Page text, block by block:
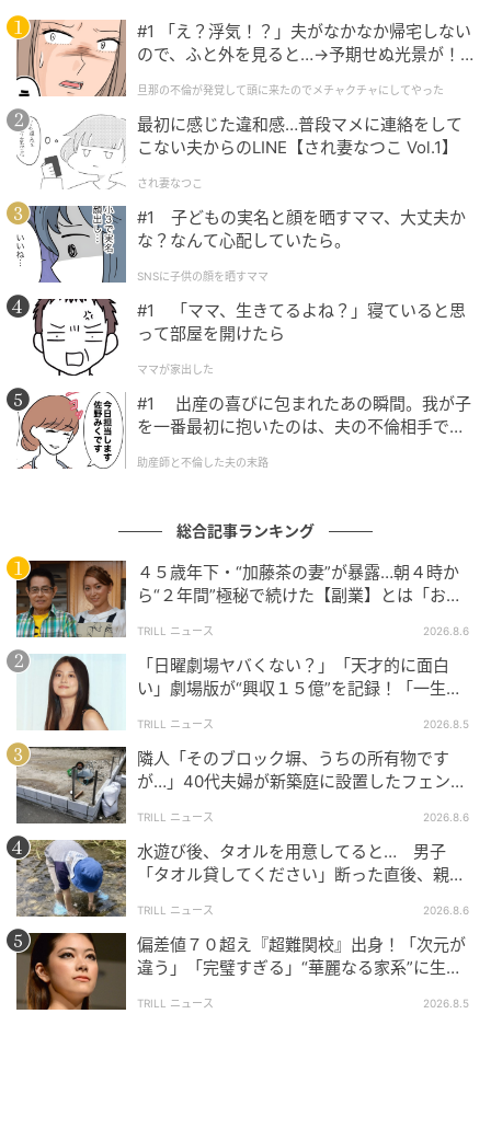
ウーマンエキサイト
ウーマンエキサイト
#1 「え？浮気！？」夫がなかなか帰宅しない
ので、ふと外を見ると…→予期せぬ光景が！
クチャにしてやった
旦那の不倫が発覚して頭に来たのでメチャクチャにしてやった
最初に感じた違和感…普段マメに連絡をして
こない夫からのLINE【され妻なつこ Vol.1】
され妻なつこ
#1 子どもの実名と顔を晒すママ、大丈夫か
な？なんて心配していたら。
SNSに子供の顔を晒すママ
#1 「ママ、生きてるよね？」寝ていると思
って部屋を開けたら
ママが家出した
#1 出産の喜びに包まれたあの瞬間。我が子
を一番最初に抱いたのは、夫の不倫相手でし
助産師と不倫した夫の末路
総合記事ランキング
４５歳年下・“加藤茶の妻”が暴露…朝４時か
ら“２年間”極秘で続けた【副業】とは「お金
TRILL ニュース 2026.8.6
「日曜劇場ヤバくない？」「天才的に面白
い」劇場版が“興収１５億”を記録！「一生言
TRILL ニュース 2026.8.5
隣人「そのブロック塀、うちの所有物です
が…」40代夫婦が新築庭に設置したフェン
TRILL ニュース 2026.8.6
水遊び後、タオルを用意してると… 男子
「タオル貸してください」断った直後、親が
TRILL ニュース 2026.8.6
偏差値７０超え『超難関校』出身！「次元が
違う」「完璧すぎる」“華麗なる家系”に生ま
TRILL ニュース 2026.8.5